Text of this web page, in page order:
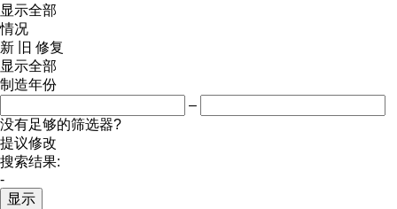
显示全部
情况
新
旧 修复
显示全部
制造年份
–
没有足够的筛选器?
提议修改
搜索结果:
-
显示